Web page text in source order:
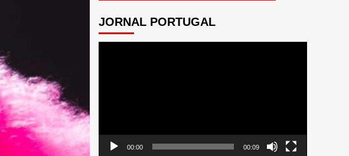
JORNAL PORTUGAL
00:00 00:09